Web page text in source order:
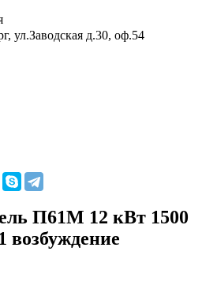
ул.Заводская д.30, оф.54
П61М 12 кВт 1500
возбуждение